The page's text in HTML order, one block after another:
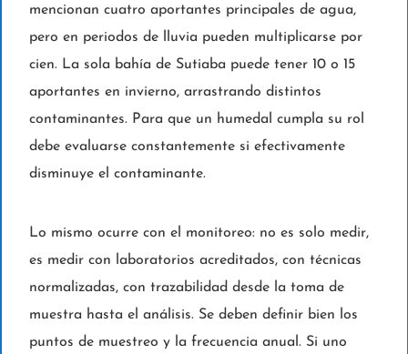
mencionan cuatro aportantes principales de agua,
pero en periodos de lluvia pueden multiplicarse por
cien. La sola bahía de Sutiaba puede tener 10 o 15
aportantes en invierno, arrastrando distintos
contaminantes. Para que un humedal cumpla su rol
debe evaluarse constantemente si efectivamente
disminuye el contaminante.
Lo mismo ocurre con el monitoreo: no es solo medir,
es medir con laboratorios acreditados, con técnicas
normalizadas, con trazabilidad desde la toma de
muestra hasta el análisis. Se deben definir bien los
puntos de muestreo y la frecuencia anual. Si uno